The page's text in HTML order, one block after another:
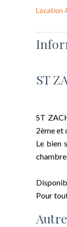
Location
ST
ST
2ème et
Le bien
Pour